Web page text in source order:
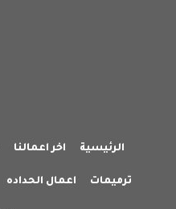
الرئيسية اخر اعمالنا
ترميمات اعمال الحداده